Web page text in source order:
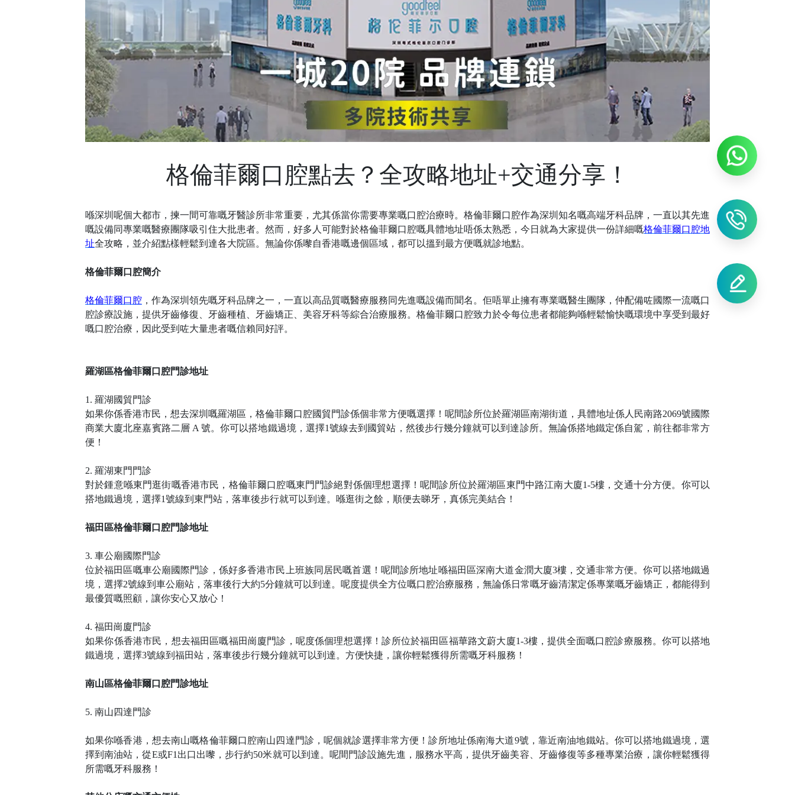
格倫菲爾口腔點去？全攻略地址+交通分享！
喺深圳呢個大都市，揀一間可靠嘅牙醫診所非常重要，尤其係當你需要專業嘅口腔治療時。格倫菲爾口腔作為深圳知名嘅高端牙科品牌，一直以其先進
嘅設備同專業嘅醫療團隊吸引住大批患者。然而，好多人可能對於格倫菲爾口腔嘅具體地址唔係太熟悉，今日就為大家提供一份詳細嘅格倫菲爾口腔地
址全攻略，並介紹點樣輕鬆到達各大院區。無論你係嚟自香港嘅邊個區域，都可以搵到最方便嘅就診地點。
格倫菲爾口腔簡介
格倫菲爾口腔 ，作為深圳領先嘅牙科品牌之一，一直以高品質嘅醫療服務同先進嘅設備而聞名。佢唔單止擁有專業嘅醫生團隊，仲配備咗國際一流嘅口
腔診療設施，提供牙齒修復、牙齒種植、牙齒矯正、美容牙科等綜合治療服務。格倫菲爾口腔致力於令每位患者都能夠喺輕鬆愉快嘅環境中享受到最好
嘅口腔治療，因此受到咗大量患者嘅信賴同好評。
羅湖區格倫菲爾口腔門診地址
1. 羅湖國貿門診
如果你係香港市民，想去深圳嘅羅湖區，格倫菲爾口腔國貿門診係個非常方便嘅選擇！呢間診所位於羅湖區南湖街道，具體地址係人民南路2069號國際
商業大廈北座嘉賓路二層 A 號。你可以搭地鐵過境，選擇1號線去到國貿站，然後步行幾分鐘就可以到達診所。無論係搭地鐵定係自駕，前往都非常方
便！
2. 羅湖東門門診
對於鍾意喺東門逛街嘅香港市民，格倫菲爾口腔嘅東門門診絕對係個理想選擇！呢間診所位於羅湖區東門中路江南大廈1-5樓，交通十分方便。你可以
搭地鐵過境，選擇1號線到東門站，落車後步行就可以到達。喺逛街之餘，順便去睇牙，真係完美結合！
福田區格倫菲爾口腔門診地址
3. 車公廟國際門診
位於福田區嘅車公廟國際門診，係好多香港市民上班族同居民嘅首選！呢間診所地址喺福田區深南大道金潤大廈3樓，交通非常方便。你可以搭地鐵過
境，選擇2號線到車公廟站，落車後行大約5分鐘就可以到達。呢度提供全方位嘅口腔治療服務，無論係日常嘅牙齒清潔定係專業嘅牙齒矯正，都能得到
最優質嘅照顧，讓你安心又放心！
4. 福田崗廈門診
如果你係香港市民，想去福田區嘅福田崗廈門診，呢度係個理想選擇！診所位於福田區福華路文蔚大廈1-3樓，提供全面嘅口腔診療服務。你可以搭地
鐵過境，選擇3號線到福田站，落車後步行幾分鐘就可以到達。方便快捷，讓你輕鬆獲得所需嘅牙科服務！
南山區格倫菲爾口腔門診地址
5. 南山四達門診
如果你喺香港，想去南山嘅格倫菲爾口腔南山四達門診，呢個就診選擇非常方便！診所地址係南海大道9號，靠近南油地鐵站。你可以搭地鐵過境，選
擇到南油站，從E或F1出口出嚟，步行約50米就可以到達。呢間門診設施先進，服務水平高，提供牙齒美容、牙齒修復等多種專業治療，讓你輕鬆獲得
所需嘅牙科服務！